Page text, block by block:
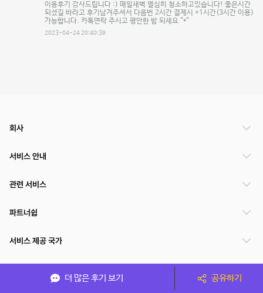
이용후기 감사드립니다 :) 매일새벽 열심히 청소하고있습니다! 좋은시간
되셨길 바라고 후기남겨주셔서 다음번 2시간 결제시 +1시간(3시간 이용)
가능합니다. 카톡연락 주시고 평안한 밤 되세요 ^*^
2023-04-24 20:40:39
더 많은 후기 보기 공유하기
회사
서비스 안내
관련 서비스
파트너쉽
서비스 제공 국가
(주)NSPACE 사업자정보